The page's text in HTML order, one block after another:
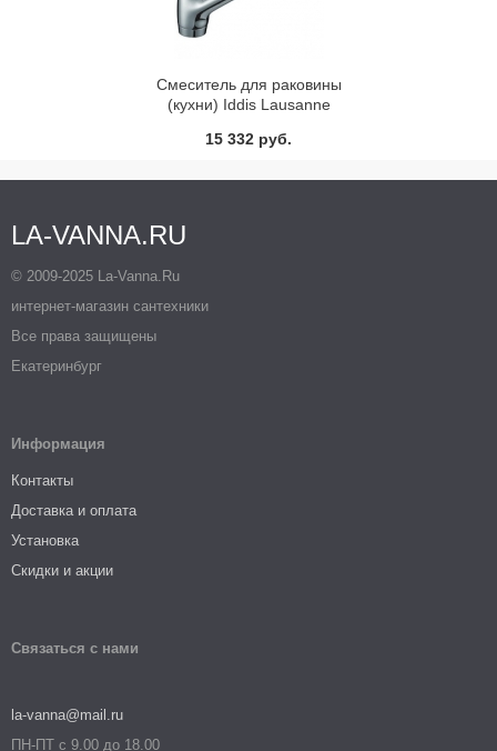
Смеситель для раковины
(кухни) Iddis Lausanne
15 332 руб.
LA-VANNA.RU
© 2009-2025 La-Vanna.Ru
интернет-магазин сантехники
Все права защищены
Екатеринбург
Информация
Контакты
Доставка и оплата
Установка
Скидки и акции
Связаться с нами
la-vanna@mail.ru
ПН-ПТ с 9.00 до 18.00